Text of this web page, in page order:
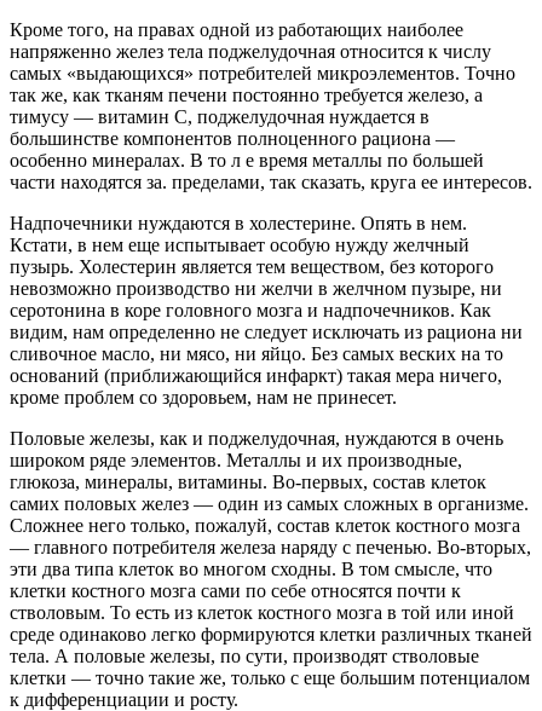
Кроме того, на правах одной из работающих наиболее
напряженно желез тела поджелудочная относится к числу
самых «выдающихся» потребителей микроэлементов. Точно
так же, как тканям печени постоянно требуется железо, а
тимусу — витамин С, поджелудочная нуждается в
большинстве компонентов полноценного рациона —
особенно минералах. В то л е время металлы по большей
части находятся за. пределами, так сказать, круга ее интересов.
Надпочечники нуждаются в холестерине. Опять в нем.
Кстати, в нем еще испытывает особую нужду желчный
пузырь. Холестерин является тем веществом, без которого
невозможно производство ни желчи в желчном пузыре, ни
серотонина в коре головного мозга и надпочечников. Как
видим, нам определенно не следует исключать из рациона ни
сливочное масло, ни мясо, ни яйцо. Без самых веских на то
оснований (приближающийся инфаркт) такая мера ничего,
кроме проблем со здоровьем, нам не принесет.
Половые железы, как и поджелудочная, нуждаются в очень
широком ряде элементов. Металлы и их производные,
глюкоза, минералы, витамины. Во-первых, состав клеток
самих половых желез — один из самых сложных в организме.
Сложнее него только, пожалуй, состав клеток костного мозга
— главного потребителя железа наряду с печенью. Во-вторых,
эти два типа клеток во многом сходны. В том смысле, что
клетки костного мозга сами по себе относятся почти к
стволовым. То есть из клеток костного мозга в той или иной
среде одинаково легко формируются клетки различных тканей
тела. А половые железы, по сути, производят стволовые
клетки — точно такие же, только с еще большим потенциалом
к дифференциации и росту.